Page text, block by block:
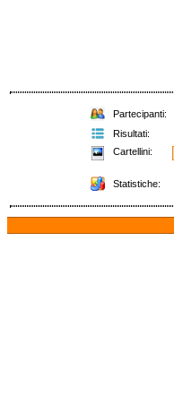
Partecipanti:
Risultati:
Cartellini:
Statistiche: